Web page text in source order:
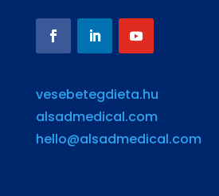
vesebetegdieta.hu
alsadmedical.com
hello@alsadmedical.com